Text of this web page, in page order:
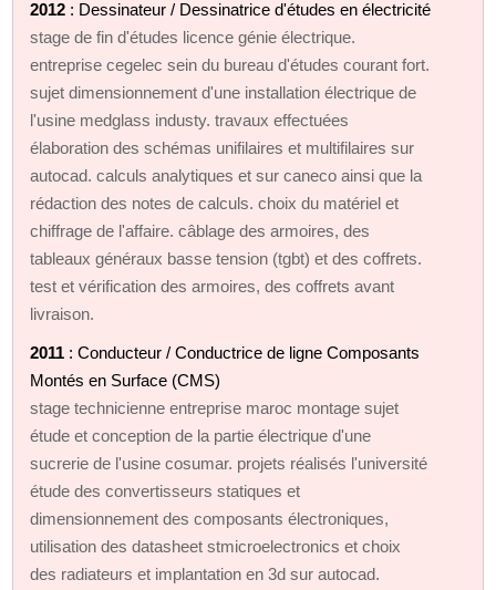
2012 : Dessinateur / Dessinatrice d'études en électricité
stage de fin d'études licence génie électrique.
entreprise cegelec sein du bureau d'études courant fort.
sujet dimensionnement d'une installation électrique de
l'usine medglass industy. travaux effectuées
élaboration des schémas unifilaires et multifilaires sur
autocad. calculs analytiques et sur caneco ainsi que la
rédaction des notes de calculs. choix du matériel et
chiffrage de l'affaire. câblage des armoires, des
tableaux généraux basse tension (tgbt) et des coffrets.
test et vérification des armoires, des coffrets avant
livraison.
2011 : Conducteur / Conductrice de ligne Composants
Montés en Surface (CMS)
stage technicienne entreprise maroc montage sujet
étude et conception de la partie électrique d'une
sucrerie de l'usine cosumar. projets réalisés l'université
étude des convertisseurs statiques et
dimensionnement des composants électroniques,
utilisation des datasheet stmicroelectronics et choix
des radiateurs et implantation en 3d sur autocad.